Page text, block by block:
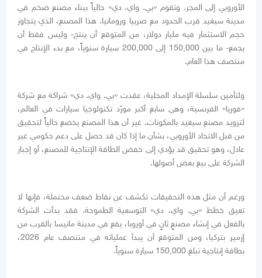
الأوروبي إلى المجر. وتقوم «بي. واي. دي» حالياً ببناء مصنع ضخم في
مدينة سيغيد قرب الحدود مع صربيا ورومانيا. هذا المصنع، الذي يتجاوز
حجم الاستثمار فيه مليار دولار، من المتوقع أن ينتج- وليس فقط أن
يجمع- ما بين 150,000 إلى 200,000 سيارة سنوياً، مع بدء الإنتاج في
منتصف هذا العام.
ولتأمين سلسلة الإمداد المحلية، عقدت «بي. واي. دي» شراكة مع شركة
«فوريا» الفرنسية، وهي سابع أكبر مورّد تكنولوجيا سيارات في العالم،
لتزويد مصنع سيغيد بالمكونات. غير أن هذا المصنع يخضع حالياً لتحقيق
من قبل الاتحاد الأوروبي، بشأن ما إذا كان قد حصل على دعم حكومي غير
عادل، وهو تحقيق قد يؤدي إلى خفض الطاقة الإنتاجية للمصنع، أو إجبار
الشركة على بيع بعض أصولها.
ورغم أن مثل هذه التحقيقات تكشف عن نقاط ضعف محتملة، فإنها لا
تعيق خطط «بي. واي. دي» التوسعية الطموحة. فقد بدأت الشركة
بالفعل في إنشاء مصنعٍ ثانٍ في أوروبا، يقع في مدينة مانيسا بالقرب من
إزمير بتركيا، ومن المتوقع أن يبدأ عملياته في منتصف عام 2026،
بطاقة إنتاجية تبلغ 150,000 سيارة سنوياً.